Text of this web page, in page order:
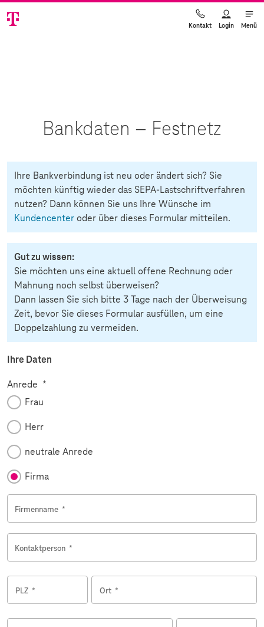
Kontakt Login Menü
Bankdaten – Festnetz
Ihre Bankverbindung ist neu oder ändert sich? Sie
möchten künftig wieder das SEPA-Lastschriftverfahren
nutzen? Dann können Sie uns Ihre Wünsche im
Kundencenter oder über dieses Formular mitteilen.
Gut zu wissen:
Sie möchten uns eine aktuell offene Rechnung oder
Mahnung noch selbst überweisen?
Dann lassen Sie sich bitte 3 Tage nach der Überweisung
Zeit, bevor Sie dieses Formular ausfüllen, um eine
Doppelzahlung zu vermeiden.
Ihre Daten
Anrede Pflichtfeld
*
Frau
Herr
neutrale Anrede
Firma
Firmenname *
Kontaktperson *
PLZ * Ort *